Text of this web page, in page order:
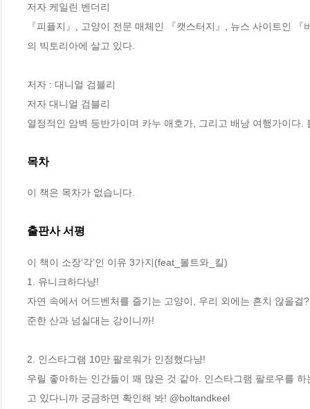
저자 케일린 벤더리
『피플지』, 고양이 전문 매체인 『캣스터지』, 뉴스 사이트인
의 빅토리아에 살고 있다.
저자 : 대니얼 검블리
저자 대니얼 검블리
열정적인 암벽 등반가이며 카누 애호가, 그리고 배낭 여행가이다
목차
이 책은 목차가 없습니다.
출판사 서평
이 책이 소장‘각’인 이유 3가지(feat_볼트와_킬)
1. 유니크하다냥!
자연 속에서 어드벤처를 즐기는 고양이, 우리 외에는 흔치 않을
준한 산과 넘실대는 강이니까!
2. 인스타그램 10만 팔로워가 인정했다냥!
우릴 좋아하는 인간들이 꽤 많은 것 같아. 인스타그램 팔로우를
고 있다니까 궁금하면 확인해 봐! @boltandkeel